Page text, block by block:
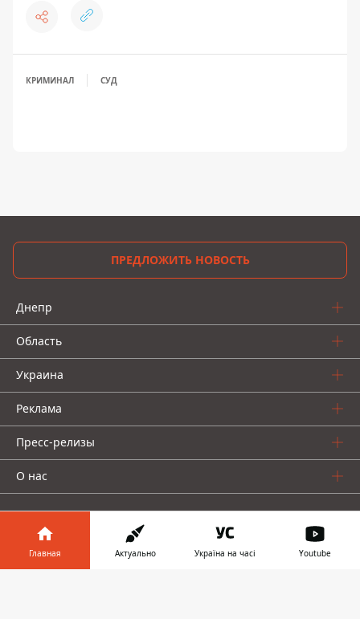
КРИМИНАЛ СУД
ПРЕДЛОЖИТЬ НОВОСТЬ
Днепр
Область
Украина
Реклама
Пресс-релизы
О нас
Главная Актуально Україна на часі Youtube